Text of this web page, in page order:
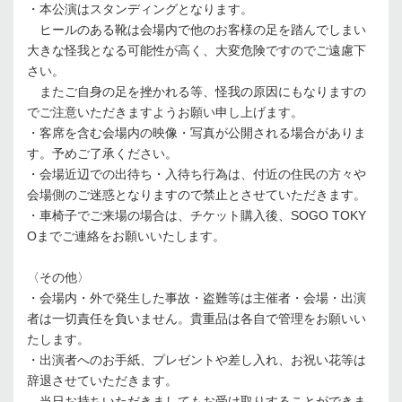
・本公演はスタンディングとなります。
ヒールのある靴は会場内で他のお客様の足を踏んでしまい
大きな怪我となる可能性が高く、大変危険ですのでご遠慮下
さい。
またご自身の足を挫かれる等、怪我の原因にもなりますの
でご注意いただきますようお願い申し上げます。
・客席を含む会場内の映像・写真が公開される場合がありま
す。予めご了承ください。
・会場近辺での出待ち・入待ち行為は、付近の住民の方々や
会場側のご迷惑となりますので禁止とさせていただきます。
・車椅子でご来場の場合は、チケット購入後、SOGO TOKY
Oまでご連絡をお願いいたします。
〈その他〉
・会場内・外で発生した事故・盗難等は主催者・会場・出演
者は一切責任を負いません。貴重品は各自で管理をお願いい
たします。
・出演者へのお手紙、プレゼントや差し入れ、お祝い花等は
辞退させていただきます。